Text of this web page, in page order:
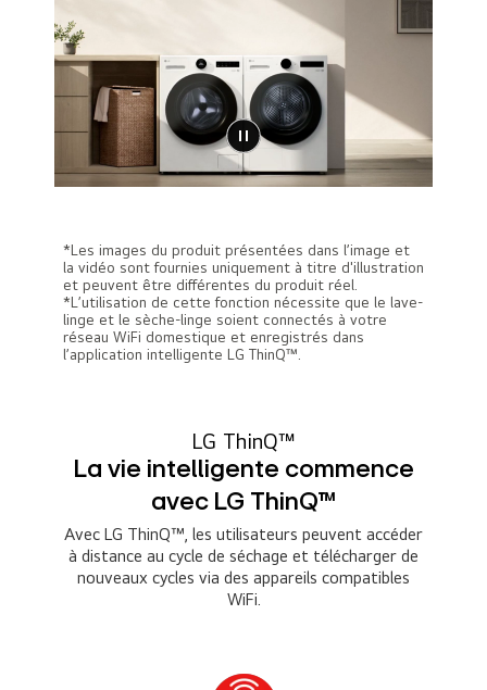
*Les images du produit présentées dans l’image et
la vidéo sont fournies uniquement à titre d'illustration
et peuvent être différentes du produit réel.
*L’utilisation de cette fonction nécessite que le lave-
linge et le sèche-linge soient connectés à votre
réseau WiFi domestique et enregistrés dans
l’application intelligente LG ThinQ™.
LG ThinQ™
La vie intelligente commence
avec LG ThinQ™
Avec LG ThinQ™, les utilisateurs peuvent accéder
à distance au cycle de séchage et télécharger de
nouveaux cycles via des appareils compatibles
WiFi.